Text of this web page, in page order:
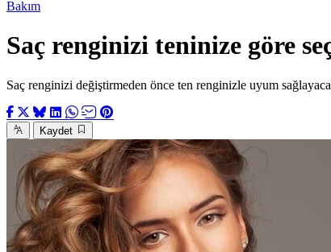
Bakım
Saç renginizi teninize göre
Saç renginizi değiştirmeden önce ten renginizle uyum
Kaydet